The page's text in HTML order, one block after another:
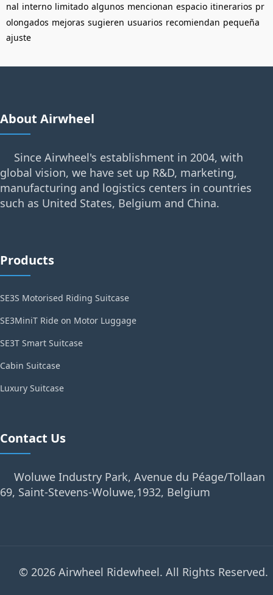
nal interno limitado algunos mencionan espacio itinerarios pr
olongados mejoras sugieren usuarios recomiendan pequeña
ajuste
About Airwheel
Since Airwheel's establishment in 2004, with
global vision, we have set up R&D, marketing,
manufacturing and logistics centers in countries
such as United States, Belgium and China.
Products
SE3S Motorised Riding Suitcase
SE3MiniT Ride on Motor Luggage
SE3T Smart Suitcase
Cabin Suitcase
Luxury Suitcase
Contact Us
Woluwe Industry Park, Avenue du Péage/Tollaan
69, Saint-Stevens-Woluwe,1932, Belgium
© 2026 Airwheel Ridewheel. All Rights Reserved.